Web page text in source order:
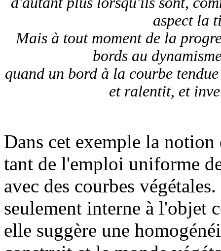
aspect la
Mais à tout moment de la
bords au
quand un bord à la courbe
et ralentit, et
Dans cet exemple la
tant de l'emploi uniforme
avec des courbes
seulement interne à l'objet
elle suggère une